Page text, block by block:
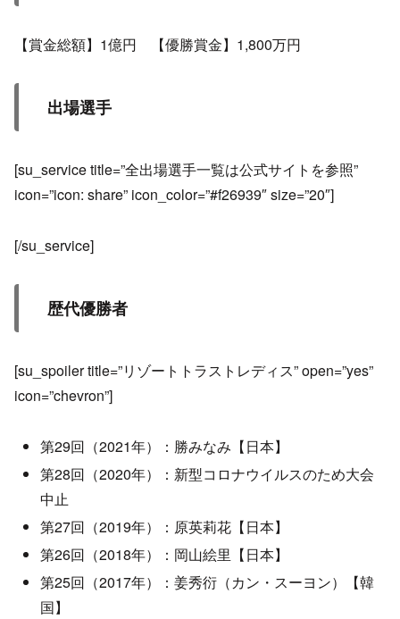
【賞金総額】1億円 【優勝賞金】1,800万円
出場選手
[su_service title=”全出場選手一覧は公式サイトを参照”
icon=”icon: share” icon_color=”#f26939″ size=”20″]
[/su_service]
歴代優勝者
[su_spoiler title=”リゾートトラストレディス” open=”yes”
icon=”chevron”]
第29回（2021年）：勝みなみ【日本】
第28回（2020年）：新型コロナウイルスのため大会
中止
第27回（2019年）：原英莉花【日本】
第26回（2018年）：岡山絵里【日本】
第25回（2017年）：姜秀衍（カン・スーヨン）【韓
国】